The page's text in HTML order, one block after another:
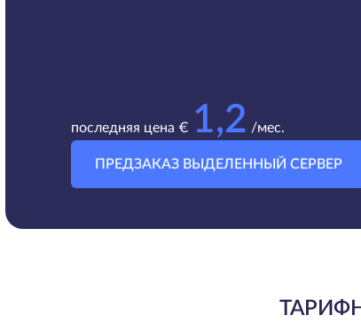
последняя цена € 1,2 /мес.
ПРЕДЗАКАЗ ВЫДЕЛЕННЫЙ СЕРВЕР